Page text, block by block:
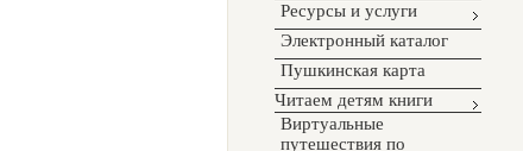
Ресурсы и услуги
Электронный каталог
Пушкинская карта
Читаем детям книги
Виртуальные
путешествия по